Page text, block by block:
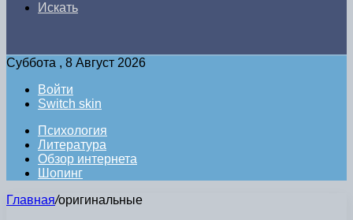
Искать
Суббота , 8 Август 2026
Войти
Switch skin
Психология
Литература
Обзор интернета
Шопинг
Главная/оригинальные